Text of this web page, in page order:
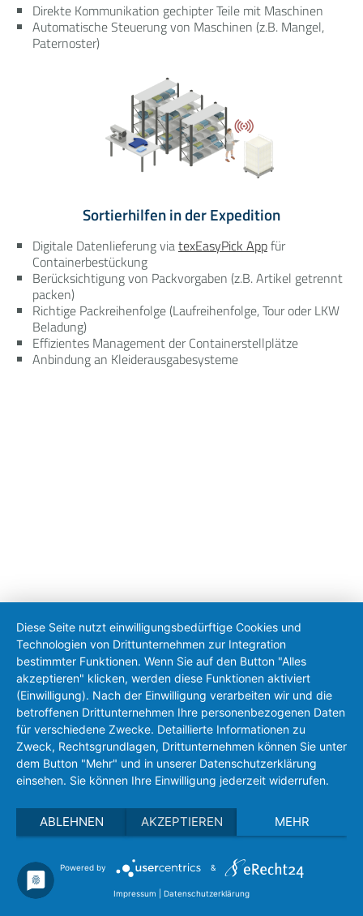
Direkte Kommunikation gechipter Teile mit Maschinen
Automatische Steuerung von Maschinen (z.B. Mangel,
Paternoster)
Sortierhilfen in der Expedition
Digitale Datenlieferung viatexEasyPick Appfür
Containerbestückung
Berücksichtigung von Packvorgaben (z.B. Artikel getrennt
packen)
Richtige Packreihenfolge (Laufreihenfolge, Tour oder LKW
Beladung)
Effizientes Management der Containerstellplätze
Anbindung an Kleiderausgabesysteme
Starten Sie jetzt mit TIKOS und integrieren
Prozessmanagement.
Diese Seite nutzt einwilligungsbedürftige Cookies und
Technologien von Drittunternehmen zur Integration
bestimmter Funktionen. Wenn Sie auf den Button "Alles
akzeptieren" klicken, werden diese Funktionen aktiviert
(Einwilligung). Nach der Einwilligung verarbeiten wir und die
betroffenen Drittunternehmen Ihre personenbezogenen Daten
für verschiedene Zwecke. Detaillierte Informationen zu
Zweck, Rechtsgrundlagen, Drittunternehmen können Sie unter
dem Button "Mehr" und in unserer Datenschutzerklärung
einsehen. Sie können Ihre Einwilligung jederzeit widerrufen.
ABLEHNEN AKZEPTIEREN MEHR
Powered by &
Impressum Datenschutzerklärung